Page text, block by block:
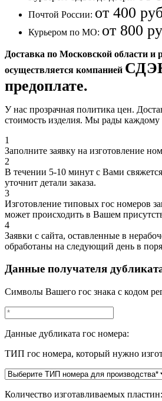
Почтой России: от 400
Курьером по МО: от 800
Доставка по Московской области и
осуществляется компанией
предоплате.
У нас прозрачная политика цен.
стоимость изделия. Мы рады каждому
1
Заполните заявку на изготовление
2
В течении 5-10 минут с Вами
уточнит детали заказа.
3
Изготовление типовых гос номеров
может происходить в Вашем
4
Заявки с сайта, оставленные в
обработаны на следующий день в
Данные получателя
Символы Вашего гос знака с кодом
Данные дубликата гос номера:
ТИП гос номера, который нужно
Количество изготавливаемых пластин: